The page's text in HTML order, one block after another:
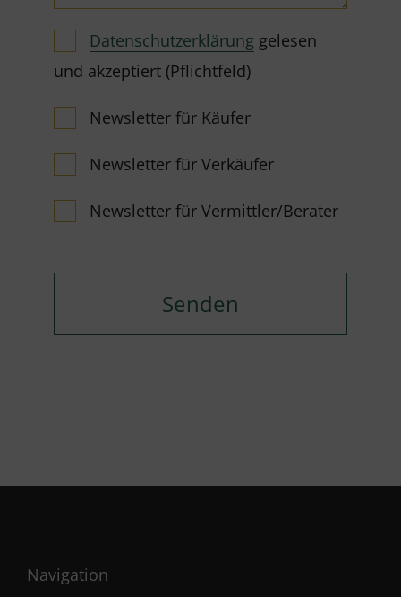
Datenschutzerklärung gelesen
und akzeptiert (Pflichtfeld)
Newsletter für Käufer
Newsletter für Verkäufer
Newsletter für Vermittler/Berater
Navigation